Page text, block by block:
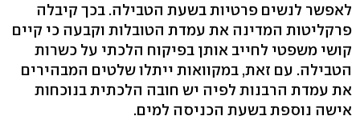
לאפשר לנשים פרטיות בשעת הטבילה. בכך קיבלה
פרקליטות המדינה את עמדת הטובלות וקבעה כי קיים
קושי משפטי לחייב אותן בפיקוח הלכתי על כשרות
הטבילה. עם זאת, במקוואות ייתלו שלטים המבהירים
את עמדת הרבנות לפיה יש חובה הלכתית בנוכחות
אישה נוספת בשעת הכניסה למים.